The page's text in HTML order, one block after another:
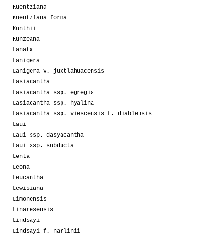
Kuentziana
Kuentziana forma
Kunthii
Kunzeana
Lanata
Lanigera
Lanigera v. juxtlahuacensis
Lasiacantha
Lasiacantha ssp. egregia
Lasiacantha ssp. hyalina
Lasiacantha ssp. viescensis f. diablensis
Laui
Laui ssp. dasyacantha
Laui ssp. subducta
Lenta
Leona
Leucantha
Lewisiana
Limonensis
Linaresensis
Lindsayi
Lindsayi f. narlinii